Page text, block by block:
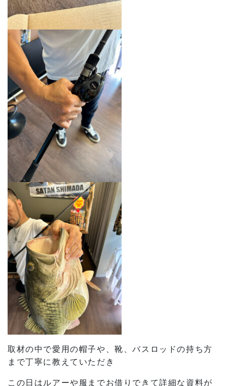
取材の中で愛用の帽子や、靴、バスロッドの持ち方
まで丁寧に教えていただき
この日はルアーや服までお借りできて詳細な資料が